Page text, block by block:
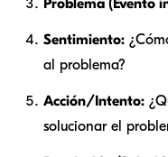
Problema (Evento
Sentimiento:
al problema?
Acción/Intento:
solucionar el